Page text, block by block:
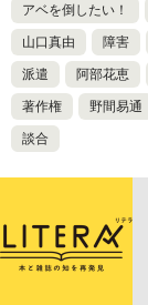
アベを倒したい！
山口真由 障害
派遣 阿部花恵
著作権 野間易通
談合